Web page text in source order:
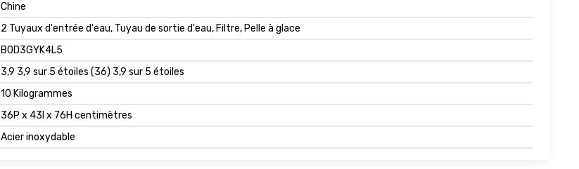
Chine
2 Tuyaux d'entrée d'eau, Tuyau de sortie d'eau, Filtre, Pelle à glace
B0D3GYK4L5
3,9 3,9 sur 5 étoiles (36) 3,9 sur 5 étoiles
10 Kilogrammes
36P x 43l x 76H centimètres
Acier inoxydable